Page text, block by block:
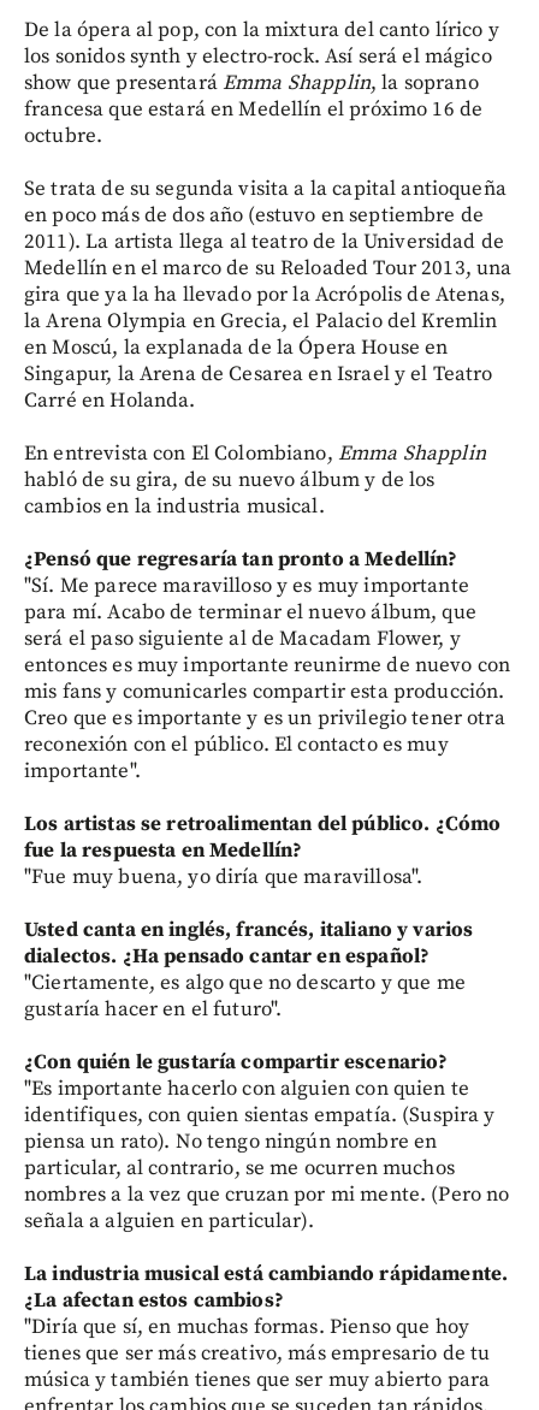
De la ópera al pop, con la mixtura del canto lírico y
los sonidos synth y electro-rock. Así será el mágico
show que presentaráEmma Shapplin, la soprano
francesa que estará en Medellín el próximo 16 de
octubre.
Se trata de su segunda visita a la capital antioqueña
en poco más de dos año (estuvo en septiembre de
2011). La artista llega al teatro de la Universidad de
Medellín en el marco de su Reloaded Tour 2013, una
gira que ya la ha llevado por la Acrópolis de Atenas,
la Arena Olympia en Grecia, el Palacio del Kremlin
en Moscú, la explanada de la Ópera House en
Singapur, la Arena de Cesarea en Israel y el Teatro
Carré en Holanda.
En entrevista con El Colombiano, Emma Shapplin
habló de su gira, de su nuevo álbum y de los
cambios en la industria musical.
¿Pensó que regresaría tan pronto a Medellín?
"Sí. Me parece maravilloso y es muy importante
para mí. Acabo de terminar el nuevo álbum, que
será el paso siguiente al de Macadam Flower, y
entonces es muy importante reunirme de nuevo con
mis fans y comunicarles compartir esta producción.
Creo que es importante y es un privilegio tener otra
reconexión con el público. El contacto es muy
importante".
Los artistas se retroalimentan del público. ¿Cómo
fue la respuesta en Medellín?
"Fue muy buena, yo diría que maravillosa".
Usted canta en inglés, francés, italiano y varios
dialectos. ¿Ha pensado cantar en español?
"Ciertamente, es algo que no descarto y que me
gustaría hacer en el futuro".
¿Con quién le gustaría compartir escenario?
"Es importante hacerlo con alguien con quien te
identifiques, con quien sientas empatía. (Suspira y
piensa un rato). No tengo ningún nombre en
particular, al contrario, se me ocurren muchos
nombres a la vez que cruzan por mi mente. (Pero no
señala a alguien en particular).
La industria musical está cambiando rápidamente.
¿La afectan estos cambios?
"Diría que sí, en muchas formas. Pienso que hoy
tienes que ser más creativo, más empresario de tu
música y también tienes que ser muy abierto para